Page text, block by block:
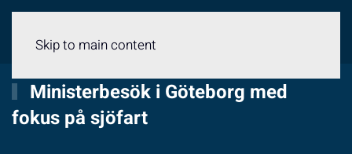
Skip to main content
Ministerbesök i Göteborg med
fokus på sjöfart